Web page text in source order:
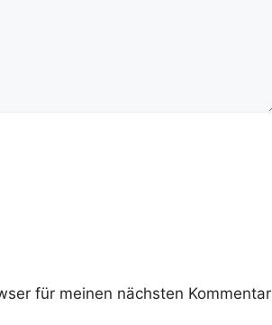
für meinen nächsten Kommentar